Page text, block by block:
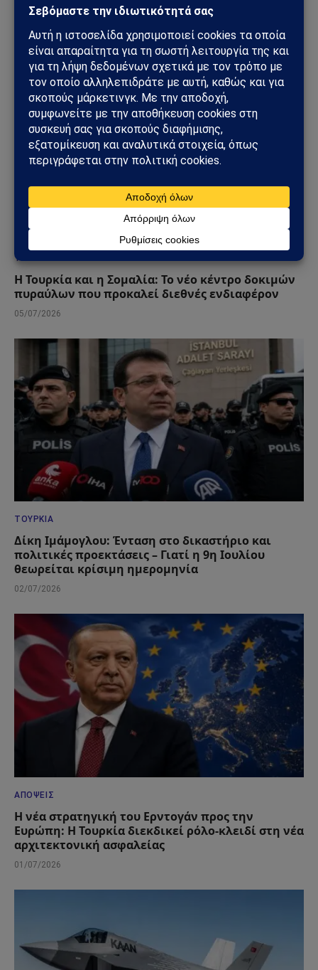
Συνάντηση Τραμπ – Ερντογάν στο ΝΑΤΟ: Στο
επίκεντρο F-35, Συρία και η νέα ισορροπία ισχύος
στην Ανατολική Μεσόγειο
07/07/2026
ΤΟΥΡΚΊΑ
Η Τουρκία και η Σομαλία: Το νέο κέντρο δοκιμών
πυραύλων που προκαλεί διεθνές ενδιαφέρον
05/07/2026
ΤΟΥΡΚΊΑ
Δίκη Ιμάμογλου: Ένταση στο δικαστήριο και
πολιτικές προεκτάσεις – Γιατί η 9η Ιουλίου
θεωρείται κρίσιμη ημερομηνία
02/07/2026
ΑΠΌΨΕΙΣ
Η νέα στρατηγική του Ερντογάν προς την
Ευρώπη: Η Τουρκία διεκδικεί ρόλο-κλειδί στη νέα
αρχιτεκτονική ασφαλείας
01/07/2026